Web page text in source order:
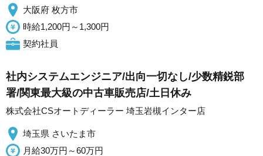
大阪府 枚方市
時給1,200円～1,300円
契約社員
社内システムエンジニア/出向一切なし/少数精鋭部
署/関東最大級の中古車販売店/土日休み
株式会社CSオートディーラー 埼玉岩槻インター店
埼玉県 さいたま市
月給30万円～60万円